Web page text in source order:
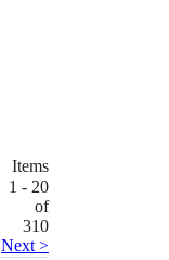
Items
1 - 20
of
310
Next >